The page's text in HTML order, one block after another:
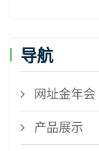
导航
网址金年会
产品展示